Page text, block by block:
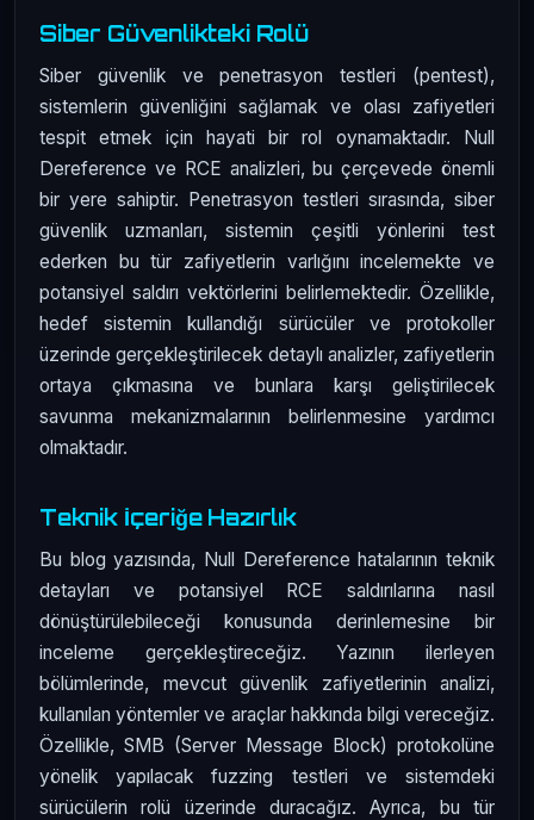
Siber Güvenlikteki Rolü
Siber güvenlik ve penetrasyon testleri (pentest),
sistemlerin güvenliğini sağlamak ve olası zafiyetleri
tespit etmek için hayati bir rol oynamaktadır. Null
Dereference ve RCE analizleri, bu çerçevede önemli
bir yere sahiptir. Penetrasyon testleri sırasında, siber
güvenlik uzmanları, sistemin çeşitli yönlerini test
ederken bu tür zafiyetlerin varlığını incelemekte ve
potansiyel saldırı vektörlerini belirlemektedir. Özellikle,
hedef sistemin kullandığı sürücüler ve protokoller
üzerinde gerçekleştirilecek detaylı analizler, zafiyetlerin
ortaya çıkmasına ve bunlara karşı geliştirilecek
savunma mekanizmalarının belirlenmesine yardımcı
olmaktadır.
Teknik İçeriğe Hazırlık
Bu blog yazısında, Null Dereference hatalarının teknik
detayları ve potansiyel RCE saldırılarına nasıl
dönüştürülebileceği konusunda derinlemesine bir
inceleme gerçekleştireceğiz. Yazının ilerleyen
bölümlerinde, mevcut güvenlik zafiyetlerinin analizi,
kullanılan yöntemler ve araçlar hakkında bilgi vereceğiz.
Özellikle, SMB (Server Message Block) protokolüne
yönelik yapılacak fuzzing testleri ve sistemdeki
sürücülerin rolü üzerinde duracağız. Ayrıca, bu tür